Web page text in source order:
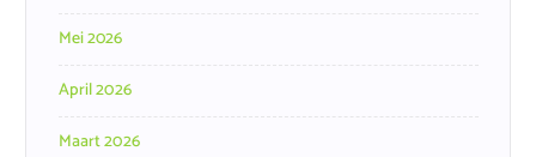
Mei 2026
April 2026
Maart 2026